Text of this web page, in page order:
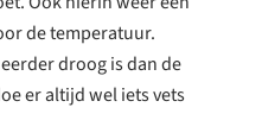
de temperatuur.
droog is dan de
er altijd wel iets vets